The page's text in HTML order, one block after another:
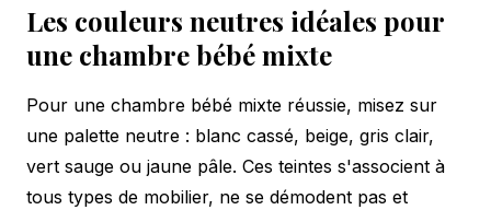
Les couleurs neutres idéales pour
une chambre bébé mixte
Pour une chambre bébé mixte réussie, misez sur
une palette neutre : blanc cassé, beige, gris clair,
vert sauge ou jaune pâle. Ces teintes s'associent à
tous types de mobilier, ne se démodent pas et